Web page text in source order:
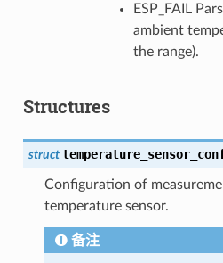
ESP_FAIL
ambient
the range).
Structures
struct
Configuration of
temperature sensor.
备注